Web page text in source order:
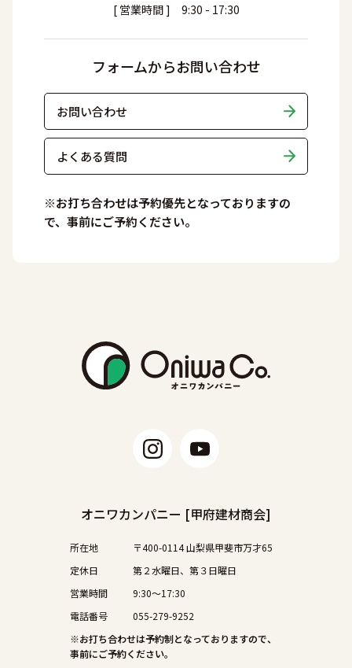
[ 営業時間 ] 9:30 - 17:30
フォームからお問い合わせ
お問い合わせ
よくある質問
※お打ち合わせは予約優先となっておりますの
で、事前にご予約ください。
オニワカンパニー [甲府建材商会]
所在地
〒400-0114 山梨県甲斐市万才65
定休日
第２水曜日、第３日曜日
営業時間
9:30〜17:30
電話番号
055-279-9252
※お打ち合わせは予約制となっておりますので、
事前にご予約ください。